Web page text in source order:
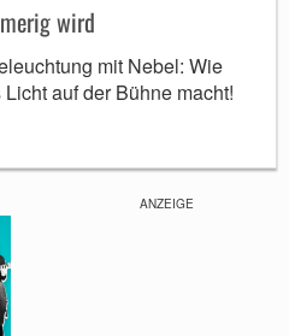
wird
mit Nebel: Wie
auf der Bühne macht!